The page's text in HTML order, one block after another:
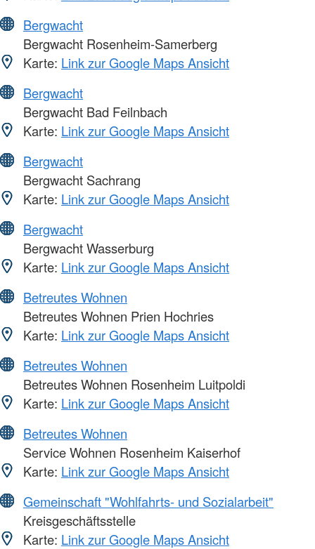
Bergwacht
Bergwacht Rosenheim-Samerberg
Karte: Link zur Google Maps Ansicht
Bergwacht
Bergwacht Bad Feilnbach
Karte: Link zur Google Maps Ansicht
Bergwacht
Bergwacht Sachrang
Karte: Link zur Google Maps Ansicht
Bergwacht
Bergwacht Wasserburg
Karte: Link zur Google Maps Ansicht
Betreutes Wohnen
Betreutes Wohnen Prien Hochries
Karte: Link zur Google Maps Ansicht
Betreutes Wohnen
Betreutes Wohnen Rosenheim Luitpoldi
Karte: Link zur Google Maps Ansicht
Betreutes Wohnen
Service Wohnen Rosenheim Kaiserhof
Karte: Link zur Google Maps Ansicht
Gemeinschaft "Wohlfahrts- und Sozialarbeit"
Kreisgeschäftsstelle
Karte: Link zur Google Maps Ansicht